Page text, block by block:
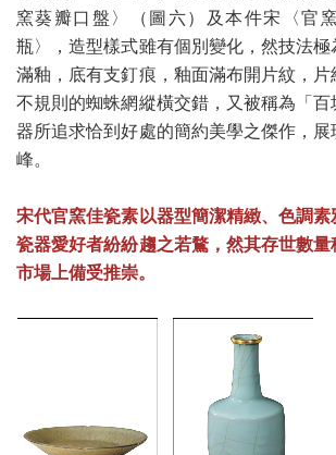
窯葵瓣口盤〉（圖六）及本件宋〈官
瓶〉，造型樣式雖有個別變化，然技法
滿釉，底有支釘痕，釉面滿布開片紋，
不規則的蜘蛛網縱橫交錯，又被稱為「
器所追求恰到好處的簡約美學之傑作，
峰。
宋代官窯佳瓷素以器型簡潔精緻、色調
瓷器愛好者紛紛趨之若鶩，然其存世數
市場上備受推崇。